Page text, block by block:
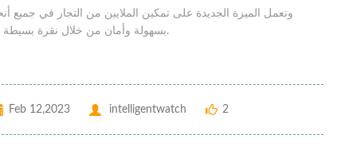
وتعمل الميزة الجديدة على تمكين الملايين من التجار في جميع
بسهولة وأمان من خلال نقرة بسيطة عبر جهاز آيفون، دون الحاجة لأجهزة إضافية أو محطة دفع.
Feb 12,2023 intelligentwatch 2